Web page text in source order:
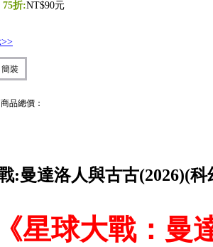
75折:NT$90元
簡裝
商品總價：
:曼達洛人與古古(2026)(
星球大戰：曼